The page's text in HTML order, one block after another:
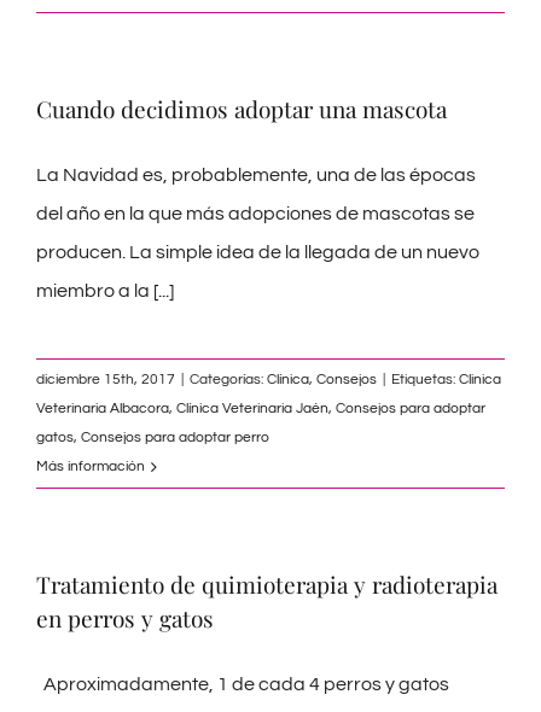
Cuando decidimos adoptar una mascota
La Navidad es, probablemente, una de las épocas
del año en la que más adopciones de mascotas se
producen. La simple idea de la llegada de un nuevo
miembro a la [...]
diciembre 15th, 2017 Categorías: Clínica, Consejos Etiquetas: Clinica
Veterinaria Albacora, Clínica Veterinaria Jaén, Consejos para adoptar
gatos, Consejos para adoptar perro
Más información
Tratamiento de quimioterapia y radioterapia
en perros y gatos
Aproximadamente, 1 de cada 4 perros y gatos